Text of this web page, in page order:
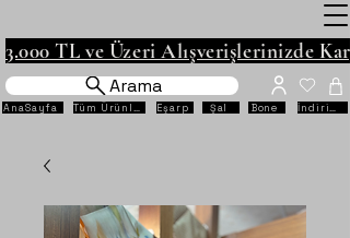
AnaSayfa Tüm Ürünler Eşarp Şal Bone
Arama
3.000 TL ve Üzeri Alışverişlerinizde
İndirimli